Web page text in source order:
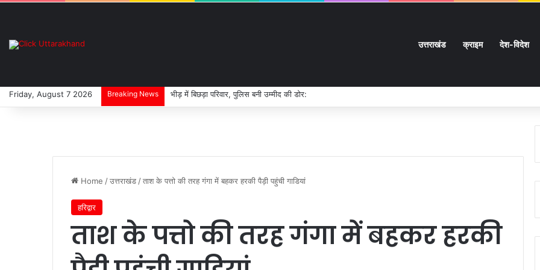
उत्तराखंड क्राइम देश-विदेश
Friday, August 7 2026 Breaking News भीड़ में बिछड़ा परिवार, पुलिस बनी उम्मीद की डोर:
Home /उत्तराखंड /ताश के पत्तो की तरह गंगा में बहकर हरकी पैड़ी पहुंची गाडियां
हरिद्वार
ताश के पत्तो की तरह गंगा में बहकर हरकी